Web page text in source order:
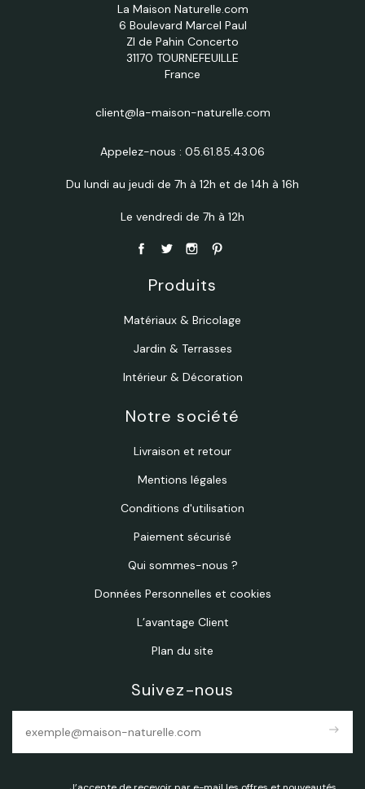
La Maison Naturelle.com
6 Boulevard Marcel Paul
ZI de Pahin Concerto
31170 TOURNEFEUILLE
France
client@la-maison-naturelle.com
Appelez-nous : 05.61.85.43.06
Du lundi au jeudi de 7h à 12h et de 14h à 16h
Le vendredi de 7h à 12h
Produits
Matériaux & Bricolage
Jardin & Terrasses
Intérieur & Décoration
Notre société
Livraison et retour
Mentions légales
Conditions d'utilisation
Paiement sécurisé
Qui sommes-nous ?
Données Personnelles et cookies
L’avantage Client
Plan du site
Suivez-nous
east